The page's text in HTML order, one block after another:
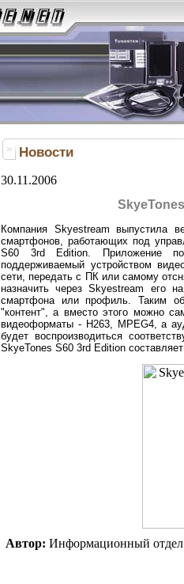
Новости
30.11.2006
Компания Skyestream выпустила
смартфонов, работающих под
S60 3rd Edition. Приложение
поддерживаемый устройством
сети, передать с ПК или самому
назначить через Skyestream его
смартфона или профиль. Таким
"контент", а вместо этого можно
видеоформаты - H263, MPEG4, а
будет воспроизводиться
SkyeTones S60 3rd Edition
Автор: Информационный отдел